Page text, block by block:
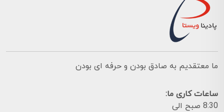
ما معتقدیم به صادق بودن و حرفه ای بودن
ساعات کاری ما:
8:30 صبح الی